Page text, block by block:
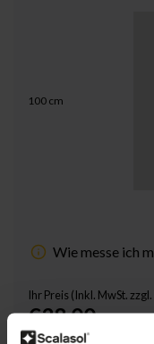
100 cm
Wie messe ich
Ihr Preis (Inkl. MwSt.
€38,00